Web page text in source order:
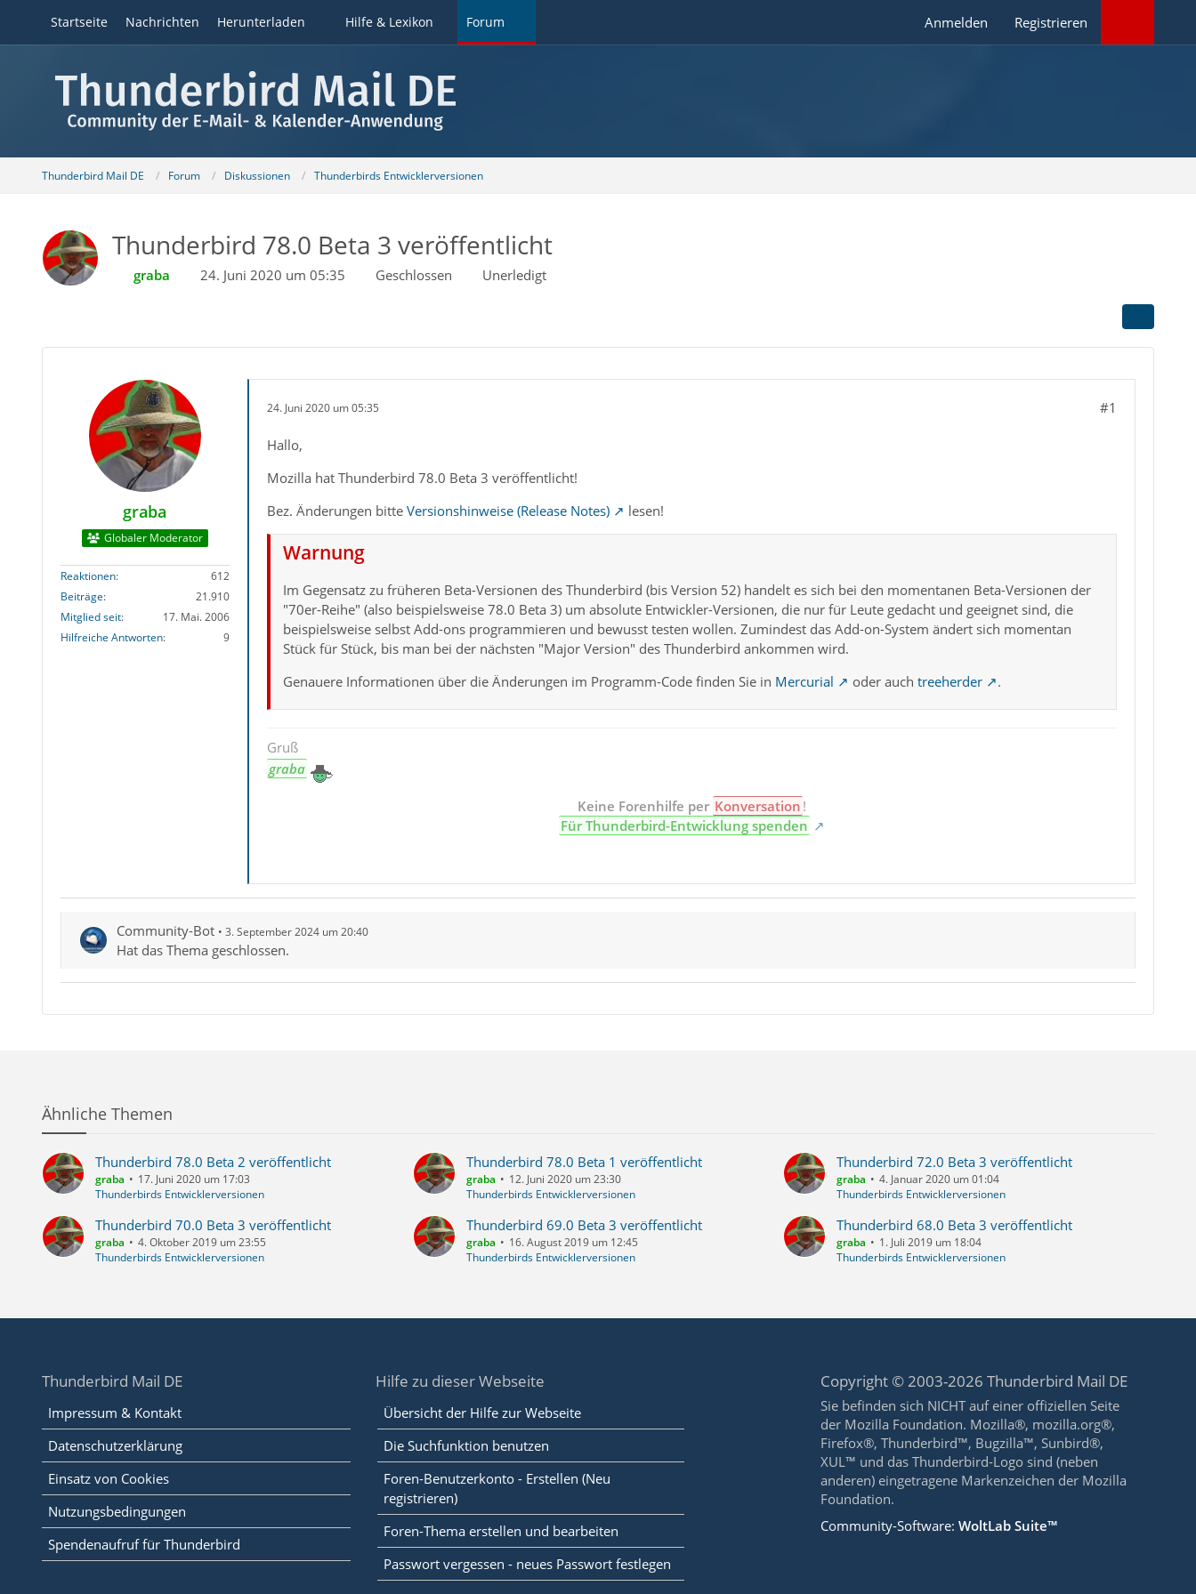
Startseite Nachrichten Herunterladen Hilfe & Lexikon Forum Anmelden Registrieren
Thunderbird Mail DE Forum Diskussionen Thunderbirds Entwicklerversionen
Thunderbird 78.0 Beta 3 veröffentlicht
graba 24. Juni 2020 um 05:35 Geschlossen Unerledigt
graba
Globaler Moderator
Reaktionen
612
Beiträge
21.910
Mitglied seit
17. Mai. 2006
Hilfreiche Antworten
9
24. Juni 2020 um 05:35 #1
Hallo,
Mozilla hat Thunderbird 78.0 Beta 3 veröffentlicht!
Bez. Änderungen bitte Versionshinweise (Release Notes) lesen!
Warnung
Im Gegensatz zu früheren Beta-Versionen des Thunderbird (bis Version 52) handelt es sich bei den momentanen Beta-Versionen der
"70er-Reihe" (also beispielsweise 78.0 Beta 3) um absolute Entwickler-Versionen, die nur für Leute gedacht und geeignet sind, die
beispielsweise selbst Add-ons programmieren und bewusst testen wollen. Zumindest das Add-on-System ändert sich momentan
Stück für Stück, bis man bei der nächsten "Major Version" des Thunderbird ankommen wird.
Genauere Informationen über die Änderungen im Programm-Code finden Sie in Mercurial oder auch treeherder .
Gruß
graba
Keine Forenhilfe per Konversation !
Für Thunderbird-Entwicklung spenden
Community-Bot 3. September 2024 um 20:40
Hat das Thema geschlossen.
Ähnliche Themen
Thunderbird 78.0 Beta 2 veröffentlicht
graba
17. Juni 2020 um 17:03
Thunderbirds Entwicklerversionen
Thunderbird 78.0 Beta 1 veröffentlicht
graba
12. Juni 2020 um 23:30
Thunderbirds Entwicklerversionen
Thunderbird 72.0 Beta 3 veröffentlicht
graba
4. Januar 2020 um 01:04
Thunderbirds Entwicklerversionen
Thunderbird 70.0 Beta 3 veröffentlicht
graba
4. Oktober 2019 um 23:55
Thunderbirds Entwicklerversionen
Thunderbird 69.0 Beta 3 veröffentlicht
graba
16. August 2019 um 12:45
Thunderbirds Entwicklerversionen
Thunderbird 68.0 Beta 3 veröffentlicht
graba
1. Juli 2019 um 18:04
Thunderbirds Entwicklerversionen
Thunderbird Mail DE
Impressum & Kontakt
Datenschutzerklärung
Einsatz von Cookies
Nutzungsbedingungen
Spendenaufruf für Thunderbird
Hilfe zu dieser Webseite
Übersicht der Hilfe zur Webseite
Die Suchfunktion benutzen
Foren-Benutzerkonto - Erstellen (Neu
registrieren)
Foren-Thema erstellen und bearbeiten
Passwort vergessen - neues Passwort festlegen
Copyright © 2003-2026 Thunderbird Mail DE
Sie befinden sich NICHT auf einer offiziellen Seite
der Mozilla Foundation. Mozilla®, mozilla.org®,
Firefox®, Thunderbird™, Bugzilla™, Sunbird®,
XUL™ und das Thunderbird-Logo sind (neben
anderen) eingetragene Markenzeichen der Mozilla
Foundation.
Community-Software:WoltLab Suite™